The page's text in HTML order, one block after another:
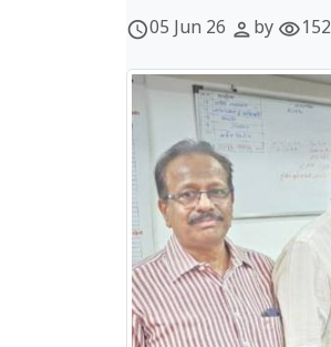
schedule05 Jun 26 personby visibility152